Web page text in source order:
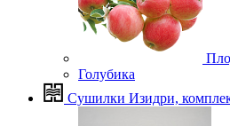
Голубика
Сушилки Изидри,